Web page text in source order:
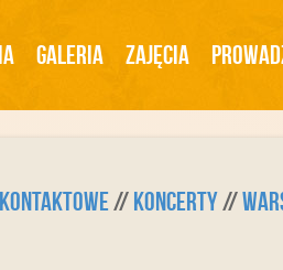
Galeria Zajęcia
//Koncerty//